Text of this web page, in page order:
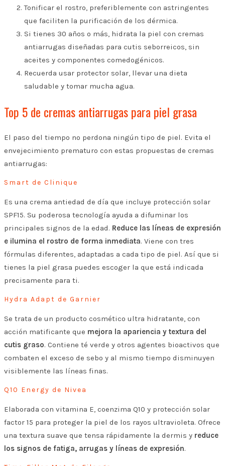
Tonificar el rostro, preferiblemente con astringentes
que faciliten la purificación de los dérmica.
Si tienes 30 años o más, hidrata la piel con cremas
antiarrugas diseñadas para cutis seborreicos, sin
aceites y componentes comedogénicos.
Recuerda usar protector solar, llevar una dieta
saludable y tomar mucha agua.
Top 5 de cremas antiarrugas para piel grasa
El paso del tiempo no perdona ningún tipo de piel. Evita el
envejecimiento prematuro con estas propuestas de cremas
antiarrugas:
Smart de Clinique
Es una crema antiedad de día que incluye protección solar
SPF15. Su poderosa tecnología ayuda a difuminar los
principales signos de la edad. Reduce las líneas de expresión
e ilumina el rostro de forma inmediata. Viene con tres
fórmulas diferentes, adaptadas a cada tipo de piel. Así que si
tienes la piel grasa puedes escoger la que está indicada
precisamente para ti.
Hydra Adapt de Garnier
Se trata de un producto cosmético ultra hidratante, con
acción matificante que mejora la apariencia y textura del
cutis graso. Contiene té verde y otros agentes bioactivos que
combaten el exceso de sebo y al mismo tiempo disminuyen
visiblemente las líneas finas.
Q10 Energy de Nivea
Elaborada con vitamina E, coenzima Q10 y protección solar
factor 15 para proteger la piel de los rayos ultravioleta. Ofrece
una textura suave que tensa rápidamente la dermis y reduce
los signos de fatiga, arrugas y líneas de expresión.